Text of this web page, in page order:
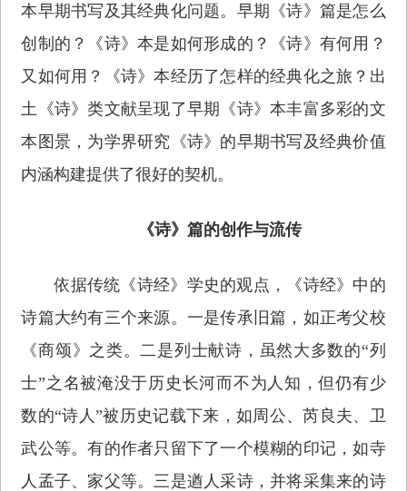
本早期书写及其经典化问题。早期《诗》篇是怎么
创制的？《诗》本是如何形成的？《诗》有何用？
又如何用？《诗》本经历了怎样的经典化之旅？出
土《诗》类文献呈现了早期《诗》本丰富多彩的文
本图景，为学界研究《诗》的早期书写及经典价值
内涵构建提供了很好的契机。
《诗》篇的创作与流传
依据传统《诗经》学史的观点，《诗经》中的
诗篇大约有三个来源。一是传承旧篇，如正考父校
《商颂》之类。二是列士献诗，虽然大多数的“列
士”之名被淹没于历史长河而不为人知，但仍有少
数的“诗人”被历史记载下来，如周公、芮良夫、卫
武公等。有的作者只留下了一个模糊的印记，如寺
人孟子、家父等。三是遒人采诗，并将采集来的诗